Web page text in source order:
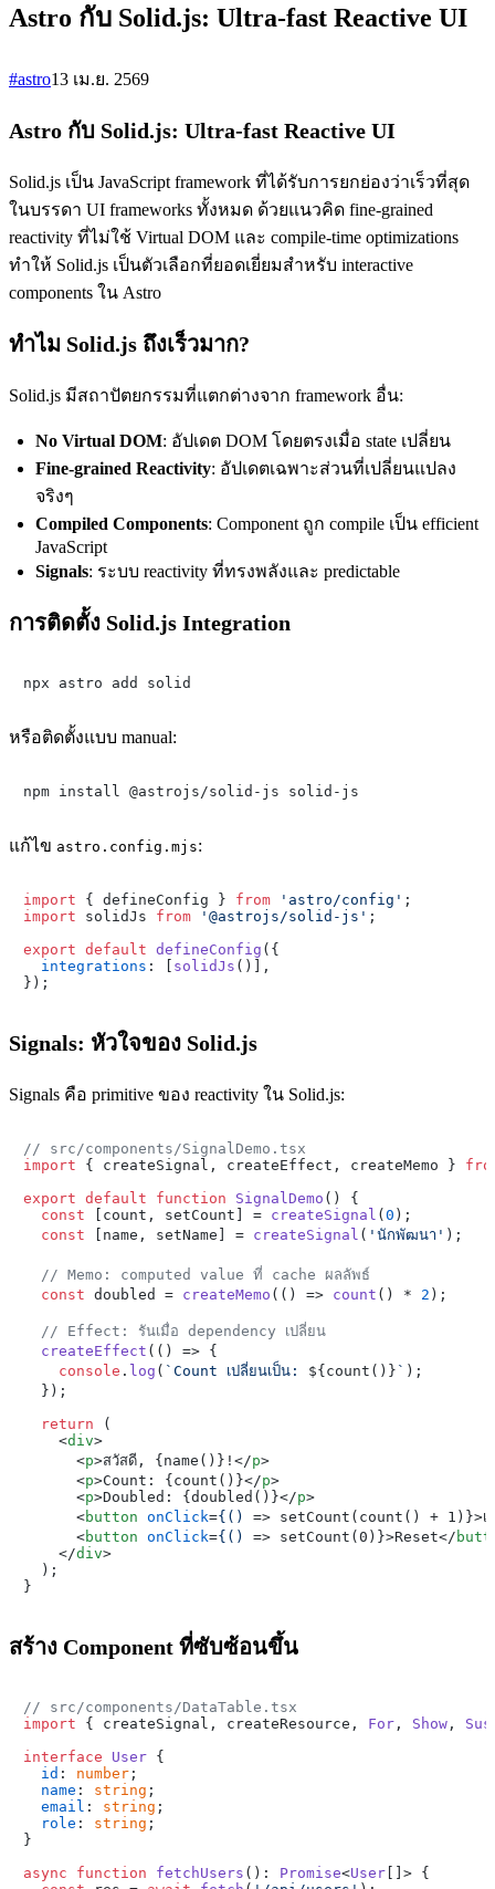
Astro กับ Solid.js: Ultra-fast Reactive UI
#astro13 เม.ย. 2569
Astro กับ Solid.js: Ultra-fast Reactive UI
Solid.js เป็น JavaScript framework ที่ได้รับการยกย่องว่าเร็วที่สุด
ในบรรดา UI frameworks ทั้งหมด ด้วยแนวคิด fine-grained
reactivity ที่ไม่ใช้ Virtual DOM และ compile-time optimizations
ทำให้ Solid.js เป็นตัวเลือกที่ยอดเยี่ยมสำหรับ interactive
components ใน Astro
ทำไม Solid.js ถึงเร็วมาก?
Solid.js มีสถาปัตยกรรมที่แตกต่างจาก framework อื่น:
No Virtual DOM: อัปเดต DOM โดยตรงเมื่อ state เปลี่ยน
Fine-grained Reactivity: อัปเดตเฉพาะส่วนที่เปลี่ยนแปลง
จริงๆ
Compiled Components: Component ถูก compile เป็น efficient
JavaScript
Signals: ระบบ reactivity ที่ทรงพลังและ predictable
การติดตั้ง Solid.js Integration
หรือติดตั้งแบบ manual:
แก้ไข astro.config.mjs:
import { defineConfig } from 'astro/config'
import solidJs from '@astrojs/solid-js' ;
export default defineConfig ({
integrations : [ solidJs ()],
Signals: หัวใจของ Solid.js
Signals คือ primitive ของ reactivity ใน Solid.js:
// src/components/SignalDemo.tsx
import { createSignal, createEffect, createMemo }
export default function SignalDemo ( ) {
const [count, setCount] = createSignal ( 0 );
const [name, setName] = createSignal ( 'นักพัฒนา' );
// Memo: computed value ที่ cache ผลลัพธ์
const doubled = createMemo ( () => count () * 2 );
// Effect: รันเมื่อ dependency เปลี่ยน
createEffect ( () => {
console . log ( `Count เปลี่ยนเป็น: ${count()} ` );
  });
return (
<div>
<p>สวัสดี, {name()}! </p>
<p>Count: {count()}</p>
<p>Doubled: {doubled()}</p>
<button onClick={() => setCount(count() + 1)}>เ
<button onClick={() => setCount(0)}>Reset</
</div>
);
สร้าง Component ที่ซับซ้อนขึ้น
// src/components/DataTable.tsx
import { createSignal, createResource, For , Show ,
interface
User {
id : number ;
name : string ;
email : string ;
role : string ;
}
async
function fetchUsers ( ): Promise<User []> {